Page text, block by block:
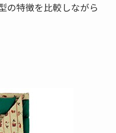
の特徴を比較しながら